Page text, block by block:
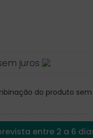
juros
do produto
entre 2 a 6